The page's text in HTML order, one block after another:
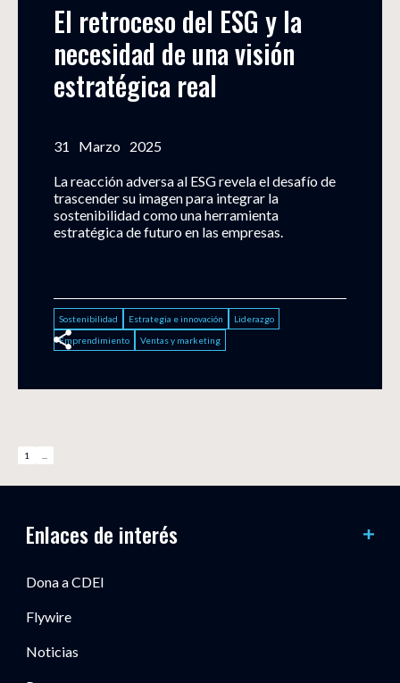
El retroceso del ESG y la
necesidad de una visión
estratégica real
31 Marzo 2025
La reacción adversa al ESG revela el desafío de
trascender su imagen para integrar la
sostenibilidad como una herramienta
estratégica de futuro en las empresas.
Sostenibilidad Estrategia e innovación
Liderazgo
Emprendimiento
Ventas y marketing
1
Enlaces de interés
Dona a CDEI
Flywire
Noticias